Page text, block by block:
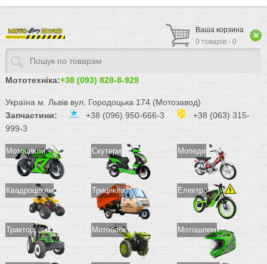
Ваша корзина
0 товарів - 0
Мототехніка:+38 (093) 828-8-929
Україна м. Львів вул. Городоцька 174 (Мотозавод)
Запчастини:
+38 (096) 950-666-3
+38 (063) 315-
999-3
Мотоцикли Скутери Мопеди
Квадроцикли Трицикли Електро
Трактор Мотоблок Мотошлем